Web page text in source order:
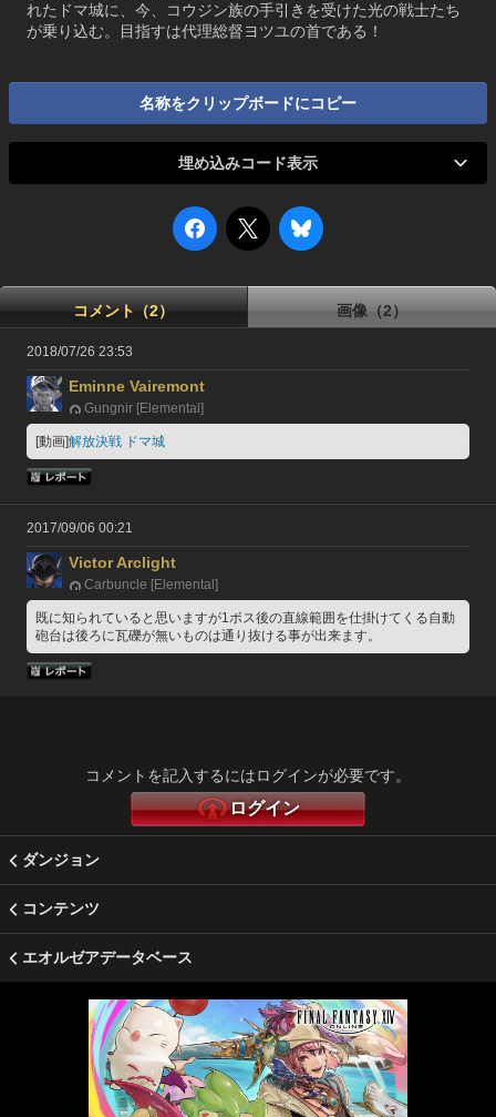
れたドマ城に、今、コウジン族の手引きを受けた光の戦士たち
が乗り込む。目指すは代理総督ヨツユの首である！
名称をクリップボードにコピー
埋め込みコード表示
コメント（2） 画像（2）
2018/07/26 23:53
Eminne Vairemont
Gungnir [Elemental]
[動画]解放決戦 ドマ城
2017/09/06 00:21
Victor Arclight
Carbuncle [Elemental]
既に知られていると思いますが1ボス後の直線範囲を仕掛けてくる自動
砲台は後ろに瓦礫が無いものは通り抜ける事が出来ます。
コメントを記入するにはログインが必要です。
ログイン
ダンジョン
コンテンツ
エオルゼアデータベース